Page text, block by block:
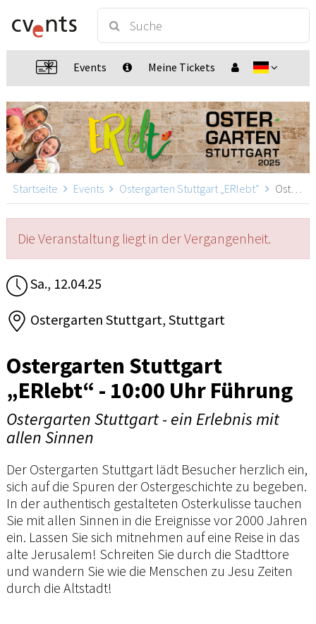
Events Meine Tickets
Startseite Events Ostergarten Stuttgart „ERlebt“ Ostergarten Stuttgart „ERlebt“ - 10:00 Uhr Führung, Stuttgart
Die Veranstaltung liegt in der Vergangenheit.
Sa., 12.04.25
Ostergarten Stuttgart, Stuttgart
Ostergarten Stuttgart
„ERlebt“ - 10:00 Uhr Führung
Ostergarten Stuttgart - ein Erlebnis mit
allen Sinnen
Der Ostergarten Stuttgart lädt Besucher herzlich ein,
sich auf die Spuren der Ostergeschichte zu begeben.
In der authentisch gestalteten Osterkulisse tauchen
Sie mit allen Sinnen in die Ereignisse vor 2000 Jahren
ein. Lassen Sie sich mitnehmen auf eine Reise in das
alte Jerusalem! Schreiten Sie durch die Stadttore
und wandern Sie wie die Menschen zu Jesu Zeiten
durch die Altstadt!